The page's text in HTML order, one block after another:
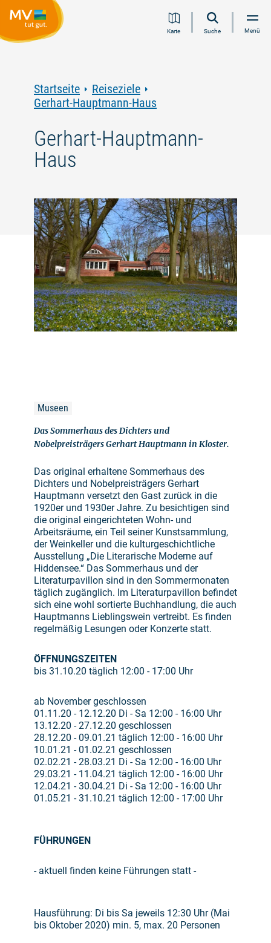
Inhalt
Navigation
Volltextsuche
FooterKarte Suche Menü
Startseite
Reiseziele
Gerhart-Hauptmann-Haus
Gerhart-Hauptmann-
Haus
©
Museen
Das Sommerhaus des Dichters und
Nobelpreisträgers Gerhart Hauptmann in Kloster.
Das original erhaltene Sommerhaus des
Dichters und Nobelpreisträgers Gerhart
Hauptmann versetzt den Gast zurück in die
1920er und 1930er Jahre. Zu besichtigen sind
die original eingerichteten Wohn- und
Arbeitsräume, ein Teil seiner Kunstsammlung,
der Weinkeller und die kulturgeschichtliche
Ausstellung „Die Literarische Moderne auf
Hiddensee.“ Das Sommerhaus und der
Literaturpavillon sind in den Sommermonaten
täglich zugänglich. Im Literaturpavillon befindet
sich eine wohl sortierte Buchhandlung, die auch
Hauptmanns Lieblingswein vertreibt. Es finden
regelmäßig Lesungen oder Konzerte statt.
ÖFFNUNGSZEITEN
bis 31.10.20 täglich 12:00 - 17:00 Uhr
ab November geschlossen
01.11.20 - 12.12.20 Di - Sa 12:00 - 16:00 Uhr
13.12.20 - 27.12.20 geschlossen
28.12.20 - 09.01.21 täglich 12:00 - 16:00 Uhr
10.01.21 - 01.02.21 geschlossen
02.02.21 - 28.03.21 Di - Sa 12:00 - 16:00 Uhr
29.03.21 - 11.04.21 täglich 12:00 - 16:00 Uhr
12.04.21 - 30.04.21 Di - Sa 12:00 - 16:00 Uhr
01.05.21 - 31.10.21 täglich 12:00 - 17:00 Uhr
FÜHRUNGEN
- aktuell finden keine Führungen statt -
Hausführung: Di bis Sa jeweils 12:30 Uhr (Mai
bis Oktober 2020) min. 5, max. 20 Personen